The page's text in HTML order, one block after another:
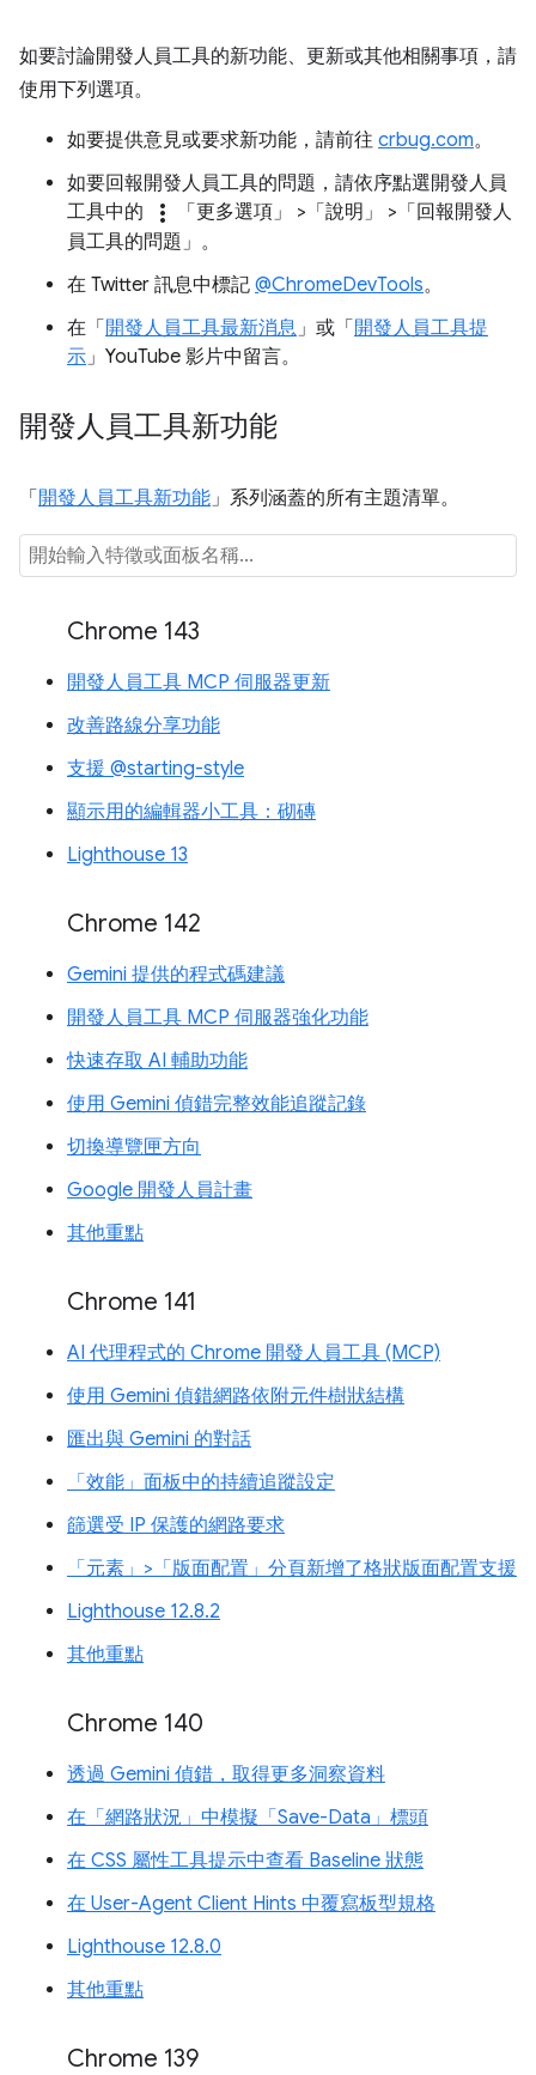
如要討論開發人員工具的新功能、更新或其他相關事項，請
使用下列選項。
如要提供意見或要求新功能，請前往 crbug.com。
如要回報開發人員工具的問題，請依序點選開發人員
工具中的
more_vert 「更多選項」 >「說明」
>「回報開發人
員工具的問題」 。
在 Twitter 訊息中標記 @ChromeDevTools。
在「開發人員工具最新消息 」或「開發人員工具提
示 」YouTube 影片中留言。
開發人員工具新功能
「開發人員工具新功能 」系列涵蓋的所有主題清單。
Chrome 143
開發人員工具 MCP 伺服器更新
改善路線分享功能
支援 @starting-style
顯示用的編輯器小工具：砌磚
Lighthouse 13
Chrome 142
Gemini 提供的程式碼建議
開發人員工具 MCP 伺服器強化功能
快速存取 AI 輔助功能
使用 Gemini 偵錯完整效能追蹤記錄
切換導覽匣方向
Google 開發人員計畫
其他重點
Chrome 141
AI 代理程式的 Chrome 開發人員工具 (MCP)
使用 Gemini 偵錯網路依附元件樹狀結構
匯出與 Gemini 的對話
「效能」面板中的持續追蹤設定
篩選受 IP 保護的網路要求
「元素」>「版面配置」分頁新增了格狀版面配置支援
Lighthouse 12.8.2
其他重點
Chrome 140
透過 Gemini 偵錯，取得更多洞察資料
在「網路狀況」中模擬「Save-Data」標頭
在 CSS 屬性工具提示中查看 Baseline 狀態
在 User-Agent Client Hints 中覆寫板型規格
Lighthouse 12.8.0
其他重點
Chrome 139